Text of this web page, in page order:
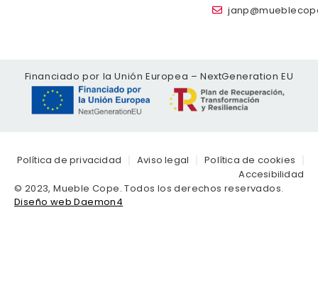
Financiado por la Unión Europea – NextGeneration EU
© 2023, Mueble Cope. Todos los derechos reservados.
Diseño web Daemon4
Política de privacidad Aviso legal
Política de cookies
Accesibilidad